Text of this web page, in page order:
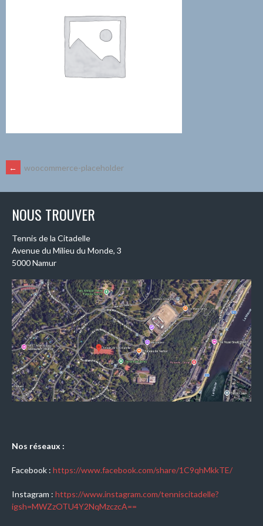
NAVIGATION
DES
ARTICLES
← woocommerce-placeholder
NOUS TROUVER
Tennis de la Citadelle
Avenue du Milieu du Monde, 3
5000 Namur
Nos réseaux :
Facebook : https://www.facebook.com/share/1C9qhMkkTE/
Instagram : https://www.instagram.com/tenniscitadelle?
igsh=MWZzOTU4Y2NqMzczcA==